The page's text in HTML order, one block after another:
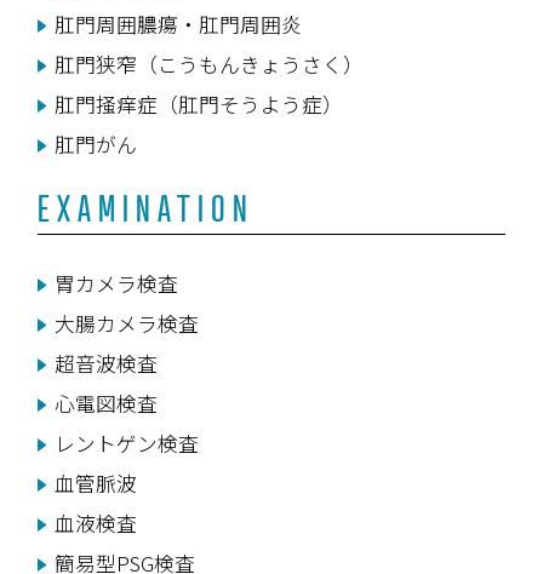
肛門周囲膿瘍・肛門周囲炎
肛門狭窄（こうもんきょうさく）
肛門掻痒症（肛門そうよう症）
肛門がん
EXAMINATION
胃カメラ検査
大腸カメラ検査
超音波検査
心電図検査
レントゲン検査
血管脈波
血液検査
簡易型PSG検査